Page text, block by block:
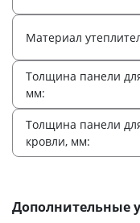
Материал
Толщина панели
мм:
Толщина панели
кровли, мм:
Дополнительные